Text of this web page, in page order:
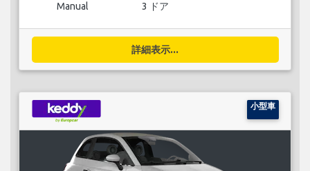
Manual 3 ドア
詳細表示...
小型車